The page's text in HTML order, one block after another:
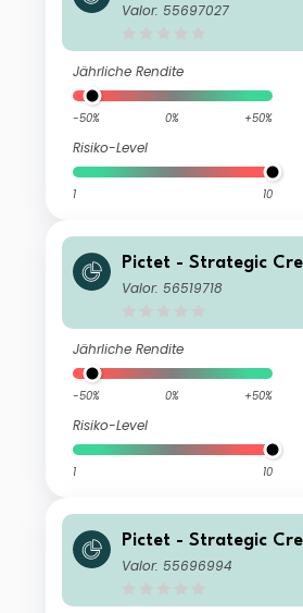
Valor: 55697027
Jährliche Rendite
-50% 0% +50%
Risiko-Level
1 10
Pictet - Strategic
Inc
Valor: 56519718
Jährliche Rendite
-50% 0% +50%
Risiko-Level
1 10
Pictet - Strategic
Valor: 55696994